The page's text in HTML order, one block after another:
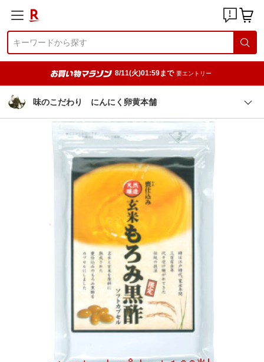
8/11(火)01:59まで 要エントリー
味のこだわり にんにく卵黄本舗